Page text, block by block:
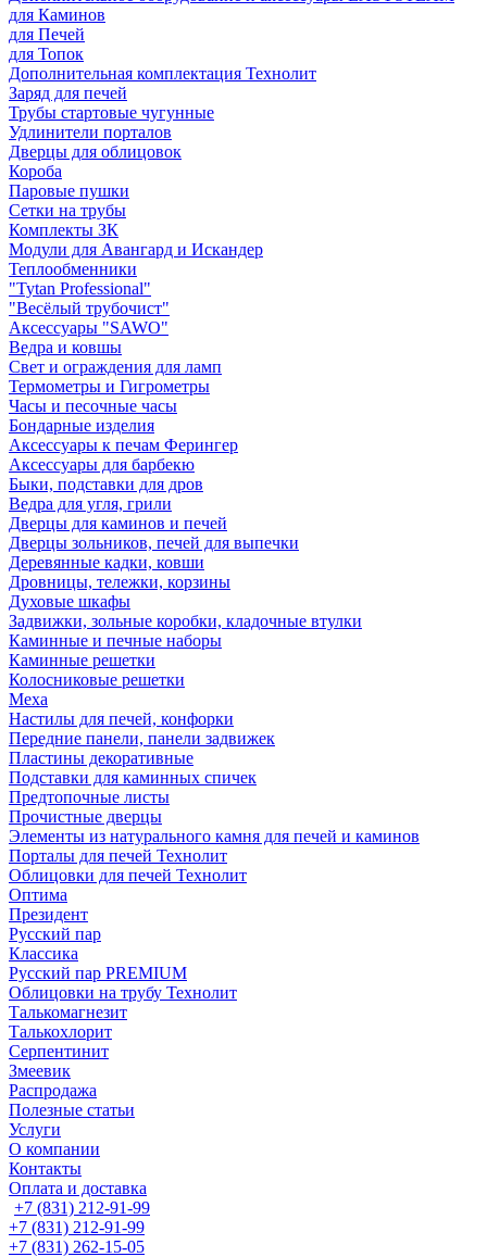
для Каминов
для Печей
для Топок
Дополнительная комплектация Технолит
Заряд для печей
Трубы стартовые чугунные
Удлинители порталов
Дверцы для облицовок
Короба
Паровые пушки
Сетки на трубы
Комплекты ЗК
Модули для Авангард и Искандер
Теплообменники
"Tytan Professional"
"Весёлый трубочист"
Аксессуары "SAWO"
Ведра и ковшы
Свет и ограждения для ламп
Термометры и Гигрометры
Часы и песочные часы
Бондарные изделия
Аксессуары к печам Ферингер
Аксессуары для барбекю
Быки, подставки для дров
Ведра для угля, грили
Дверцы для каминов и печей
Дверцы зольников, печей для выпечки
Деревянные кадки, ковши
Дровницы, тележки, корзины
Духовые шкафы
Задвижки, зольные коробки, кладочные втулки
Каминные и печные наборы
Каминные решетки
Колосниковые решетки
Меха
Настилы для печей, конфорки
Передние панели, панели задвижек
Пластины декоративные
Подставки для каминных спичек
Предтопочные листы
Прочистные дверцы
Элементы из натурального камня для печей и каминов
Порталы для печей Технолит
Облицовки для печей Технолит
Оптима
Президент
Русский пар
Классика
Русский пар PREMIUM
Облицовки на трубу Технолит
Талькомагнезит
Талькохлорит
Серпентинит
Змеевик
Распродажа
Полезные статьи
Услуги
О компании
Контакты
Оплата и доставка
+7 (831) 212-91-99
+7 (831) 212-91-99
+7 (831) 262-15-05